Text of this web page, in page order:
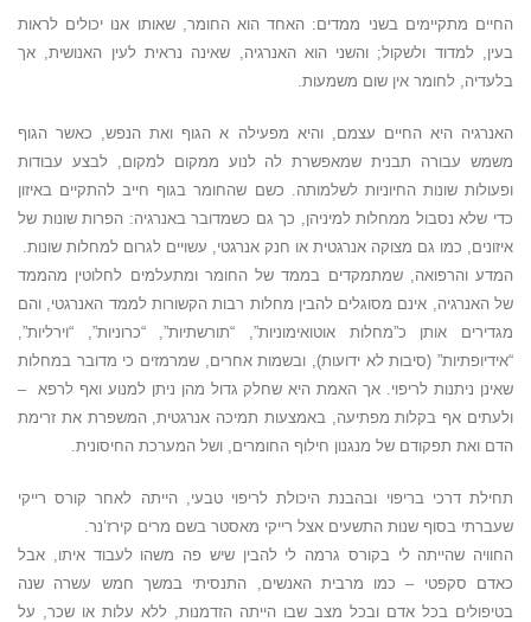
החיים מתקיימים בשני ממדים: האחד הוא החומר, שאותו אנו יכולים לראות
בעין, למדוד ולשקול; והשני הוא האנרגיה, שאינה נראית לעין האנושית, אך
בלעדיה, לחומר אין שום משמעות.
האנרגיה היא החיים עצמם, והיא מפעילה א הגוף ואת הנפש, כאשר הגוף
משמש עבורה תבנית שמאפשרת לה לנוע ממקום למקום, לבצע עבודות
ופעולות שונות החיוניות לשלמותה. כשם שהחומר בגוף חייב להתקיים באיזון
כדי שלא נסבול ממחלות למיניהן, כך גם כשמדובר באנרגיה: הפרות שונות של
איזונים, כמו גם מצוקה אנרגטית או חנק אנרגטי, עשויים לגרום למחלות שונות.
המדע והרפואה, שמתמקדים בממד של החומר ומתעלמים לחלוטין מהממד
של האנרגיה, אינם מסוגלים להבין מחלות רבות הקשורות לממד האנרגטי, והם
מגדירים אותן כ”מחלות אוטואימוניות”, “תורשתיות”, “כרוניות”, “וירליות”,
“אידיופתיות” (סיבות לא ידועות), ובשמות אחרים, שמרמזים כי מדובר במחלות
שאינן ניתנות לריפוי. אך האמת היא שחלק גדול מהן ניתן למנוע ואף לרפא –
ולעתים אף בקלות מפתיעה, באמצעות תמיכה אנרגטית, המשפרת את זרימת
הדם ואת תפקודם של מנגנון חילוף החומרים, ושל המערכת החיסונית.
תחילת דרכי בריפוי ובהבנת היכולת לריפוי טבעי, הייתה לאחר קורס רייקי
שעברתי בסוף שנות התשעים אצל רייקי מאסטר בשם מרים קירז’נר.
החוויה שהייתה לי בקורס גרמה לי להבין שיש פה משהו לעבוד איתו, אבל
כאדם סקפטי – כמו מרבית האנשים, התנסיתי במשך חמש עשרה שנה
בטיפולים בכל אדם ובכל מצב שבו הייתה הזדמנות, ללא עלות או שכר, על